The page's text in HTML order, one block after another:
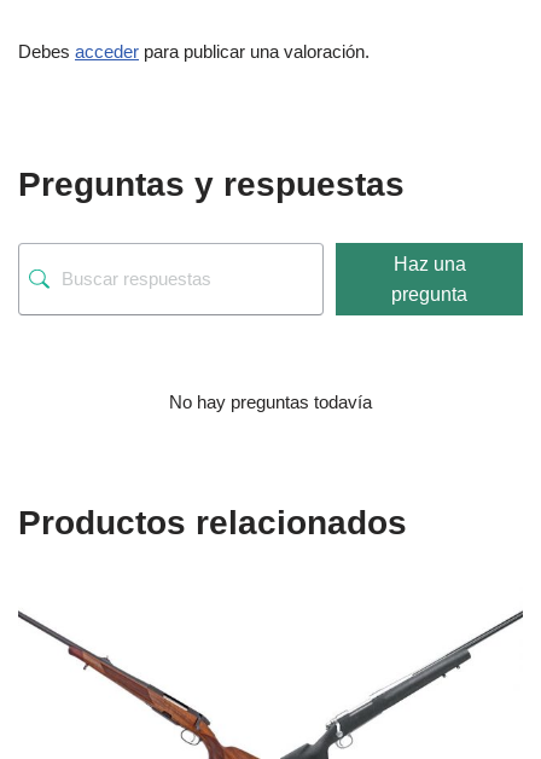
Debes acceder para publicar una valoración.
Preguntas y respuestas
Haz una
pregunta
No hay preguntas todavía
Productos relacionados